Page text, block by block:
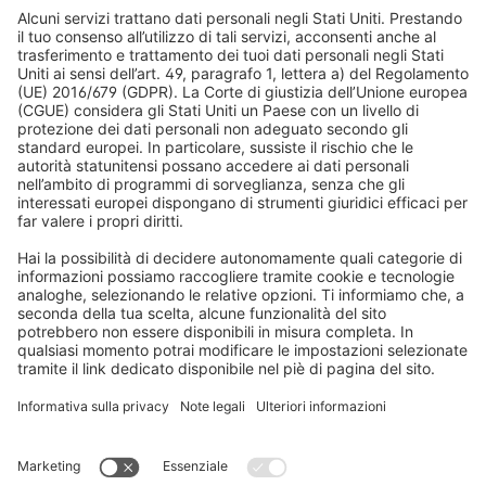
Motori per tapparelle
Zanzariere
Tende da sole
Domotica
Elettronica e radio
Newsletter
Tempi di consegna e spedizione
Metodi di pagamento
Condizioni del buono
Avvertenze di sicurezza
Registrazioni
Informazioni obbligatorie per i consumatori
Cosa dicono i nostri clienti
Metodi di pagamento
Partner di spedizione
Note legali
Termini e condizioni generali
Dichiarazione sull'accessibilità